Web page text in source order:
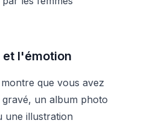
et l'émotion
que vous avez
un album photo
une illustration